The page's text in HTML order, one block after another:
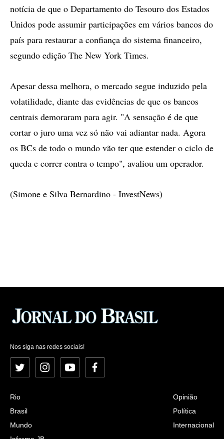
notícia de que o Departamento do Tesouro dos Estados
Unidos pode assumir participações em vários bancos do
país para restaurar a confiança do sistema financeiro,
segundo edição The New York Times.
Apesar dessa melhora, o mercado segue induzido pela
volatilidade, diante das evidências de que os bancos
centrais demoraram para agir. "A sensação é de que
cortar o juro uma vez só não vai adiantar nada. Agora
os BCs de todo o mundo vão ter que estender o ciclo de
queda e correr contra o tempo", avaliou um operador.
(Simone e Silva Bernardino - InvestNews)
Nos siga nas redes sociais!
Twitter InstagramYouTubeFacebook
Rio
Brasil
Mundo
Opinião
Política
Internacional